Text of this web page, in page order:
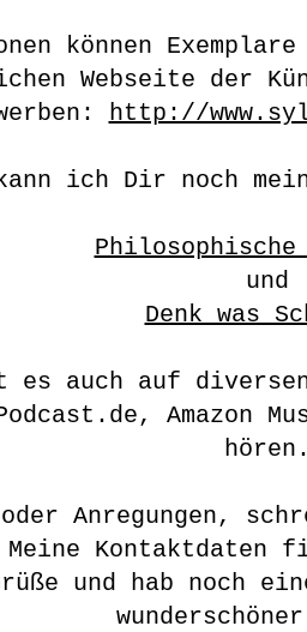
können
Webseite der
http://
ich Dir noch
und
Denk was
es auch auf
Amazon
hören.
Anregungen,
Meine Kontaktdaten
und hab noch